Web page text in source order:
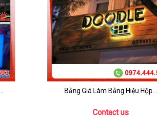
Bảng Giá Làm Bảng Hiệu Hộp...
Contact us